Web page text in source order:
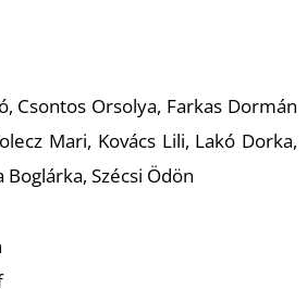
Csontos Orsolya, Farkas Dormán
Mari, Kovács Lili, Lakó Dorka,
Boglárka, Szécsi Ödön